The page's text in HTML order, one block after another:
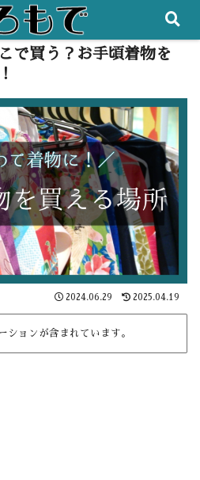
で買う？お手頃着物を
2024.06.29 2025.04.19
ションが含まれています。